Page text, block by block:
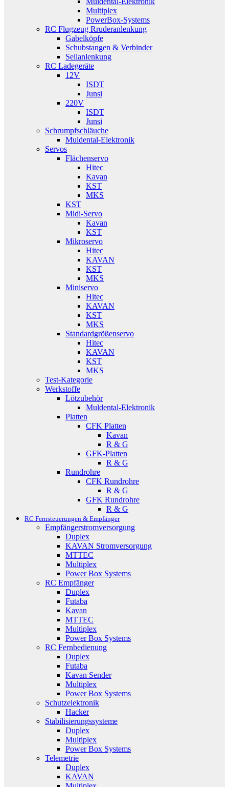
Multiplex
PowerBox-Systems
RC Flugzeug Rruderanlenkung
Gabelköpfe
Schubstangen & Verbinder
Seilanlenkung
RC Ladegeräte
12V
ISDT
Junsi
220V
ISDT
Junsi
Schrumpfschläuche
Muldental-Elektronik
Servos
Flächenservo
Hitec
Kavan
KST
MKS
KST
Midi-Servo
Kavan
KST
Mikroservo
Hitec
KAVAN
KST
MKS
Miniservo
Hitec
KAVAN
KST
MKS
Standardgrößenservo
Hitec
KAVAN
KST
MKS
Test-Kategorie
Werkstoffe
Lötzubehör
Muldental-Elektronik
Platten
CFK Platten
Kavan
R & G
GFK-Platten
R & G
Rundrohre
CFK Rundrohre
R & G
GFK Rundrohre
R & G
RC Fernsteuerungen & Empfänger
Empfängerstromversorgung
Duplex
KAVAN Stromversorgung
MTTEC
Multiplex
Power Box Systems
RC Empfänger
Duplex
Futaba
Kavan
MTTEC
Multiplex
Power Box Systems
RC Fernbedienung
Duplex
Futaba
Kavan Sender
Multiplex
Power Box Systems
Schutzelektronik
Hacker
Stabilisierungssysteme
Duplex
Multiplex
Power Box Systems
Telemetrie
Duplex
KAVAN